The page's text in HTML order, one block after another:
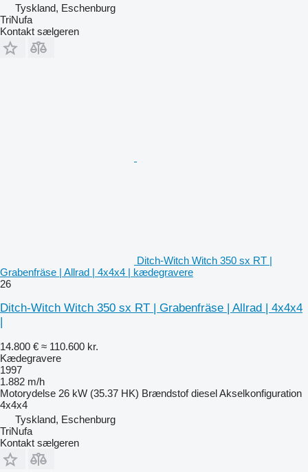
Tyskland, Eschenburg
TriNufa
Kontakt sælgeren
Ditch-Witch Witch 350 sx RT |
Grabenfräse | Allrad | 4x4x4 | kædegravere
26
Ditch-Witch Witch 350 sx RT | Grabenfräse | Allrad | 4x4x4
|
14.800 € ≈ 110.600 kr.
Kædegravere
1997
1.882 m/h
Motorydelse 26 kW (35.37 HK) Brændstof dieselAkselkonfiguration
4x4x4
Tyskland, Eschenburg
TriNufa
Kontakt sælgeren